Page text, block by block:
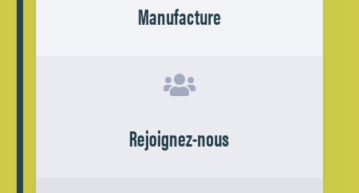
Manufacture

Rejoignez-nous